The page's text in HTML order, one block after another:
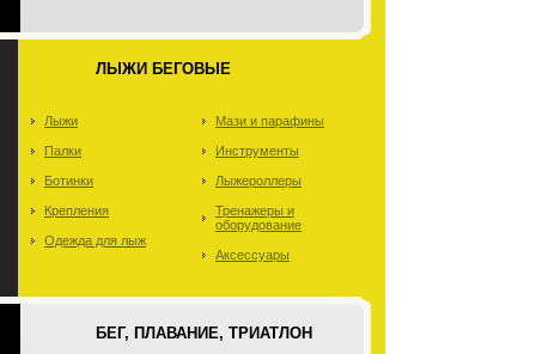
ЛЫЖИ БЕГОВЫЕ
Лыжи
Палки
Ботинки
Крепления
Одежда для лыж
Мази и парафины
Инструменты
Лыжероллеры
Тренажеры и
оборудование
Аксессуары
БЕГ, ПЛАВАНИЕ, ТРИАТЛОН